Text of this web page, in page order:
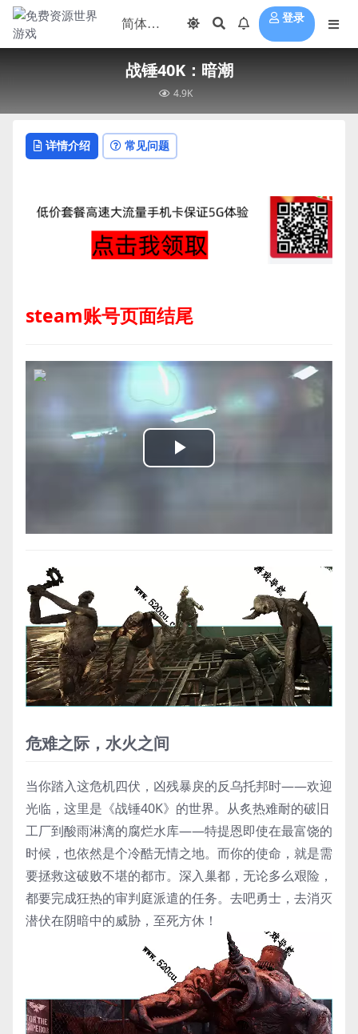
登录
战锤40K：暗潮
4.9K
详情介绍 常见问题
steam账号页面结尾
Play
危难之际，水火之间
当你踏入这危机四伏，凶残暴戾的反乌托邦时——欢迎
光临，这里是《战锤40K》的世界。从炙热难耐的破旧
工厂到酸雨淋漓的腐烂水库——特提恩即使在最富饶的
时候，也依然是个冷酷无情之地。而你的使命，就是需
要拯救这破败不堪的都市。深入巢都，无论多么艰险，
都要完成狂热的审判庭派遣的任务。去吧勇士，去消灭
潜伏在阴暗中的威胁，至死方休！